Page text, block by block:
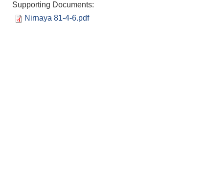
Supporting Documents:
Nirnaya 81-4-6.pdf